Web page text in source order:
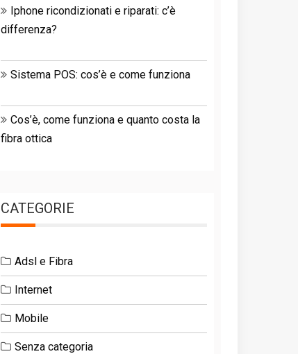
Iphone ricondizionati e riparati: c’è
differenza?
Sistema POS: cos’è e come funziona
Cos’è, come funziona e quanto costa la
fibra ottica
CATEGORIE
Adsl e Fibra
Internet
Mobile
Senza categoria